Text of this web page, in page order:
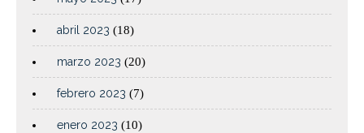
abril 2023 (18)
marzo 2023 (20)
febrero 2023 (7)
enero 2023 (10)